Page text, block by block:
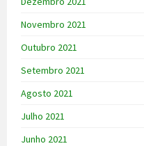
Novembro 2021
Outubro 2021
Setembro 2021
Agosto 2021
Julho 2021
Junho 2021